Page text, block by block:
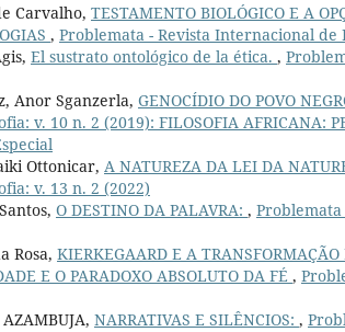
Carvalho, TESTAMENTO BIOLÓGICO E A
, Problemata - Revista Internacional de
El sustrato ontológico de la ética. ,
Anor Sganzerla, GENOCÍDIO DO POVO
v. 10 n. 2 (2019): FILOSOFIA AFRICANA:
Ottonicar, A NATUREZA DA LEI DA
v. 13 n. 2 (2022)
O DESTINO DA PALAVRA: ,
Rosa, KIERKEGAARD E A
E O PARADOXO ABSOLUTO DA FÉ ,
NARRATIVAS E SILÊNCIOS: ,